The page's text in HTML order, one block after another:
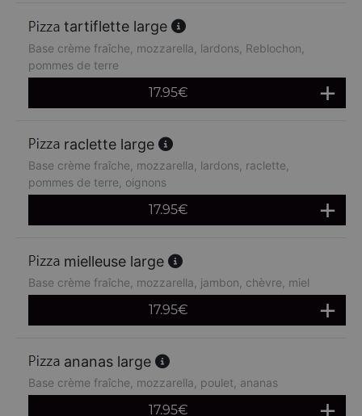
tartiflette large
Base crème fraîche, mozzarella, lardons, Reblochon,
pommes de terre
17.95€
raclette large
Base crème fraîche, mozzarella, lardons, raclette,
pommes de terre, oignons
17.95€
mielleuse large
Base crème fraîche, mozzarella, jambon, chèvre, miel
17.95€
ananas large
Base crème fraîche, mozzarella, poulet, ananas
17.95€